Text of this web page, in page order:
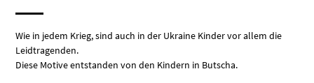
Wie in jedem Krieg, sind auch in der Ukraine Kinder vor allem die
Leidtragenden.
Diese Motive entstanden von den Kindern in Butscha.